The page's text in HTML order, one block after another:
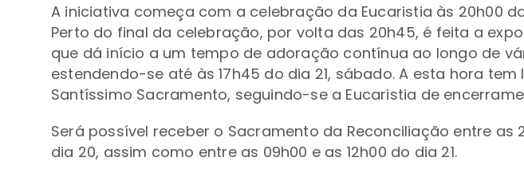
A iniciativa começa com a celebração da Eucaristia às 20h00
Perto do final da celebração, por volta das 20h45, é feita a
que dá início a um tempo de adoração contínua ao longo de
estendendo-se até às 17h45 do dia 21, sábado. A esta hora
Santíssimo Sacramento, seguindo-se a Eucaristia de
Será possível receber o Sacramento da Reconciliação entre as
dia 20, assim como entre as 09h00 e as 12h00 do dia 21.